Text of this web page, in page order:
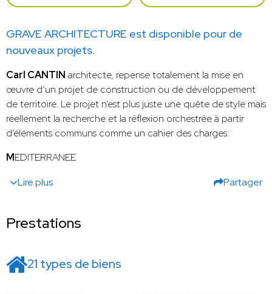
GRAVE ARCHITECTURE est disponible pour de
nouveaux projets.
Carl CANTIN architecte, repense totalement la mise en
œuvre d’un projet de construction ou de développement
de territoire. Le projet n’est plus juste une quête de style mais
réellement la recherche et la réflexion orchestrée à partir
d’éléments communs comme un cahier des charges:
MEDITERRANEE
Lire plus
Partager
Prestations
21 types de biens